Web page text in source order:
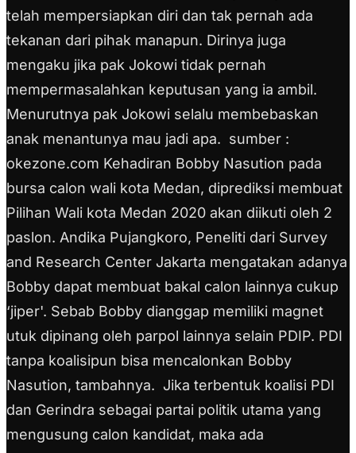
telah mempersiapkan diri dan tak pernah ada
tekanan dari pihak manapun. Dirinya juga
mengaku jika pak Jokowi tidak pernah
mempermasalahkan keputusan yang ia ambil.
Menurutnya pak Jokowi selalu membebaskan
anak menantunya mau jadi apa. sumber :
okezone.com Kehadiran Bobby Nasution pada
bursa calon wali kota Medan, diprediksi membuat
Pilihan Wali kota Medan 2020 akan diikuti oleh 2
paslon. Andika Pujangkoro, Peneliti dari Survey
and Research Center Jakarta mengatakan adanya
Bobby dapat membuat bakal calon lainnya cukup
‘jiper'. Sebab Bobby dianggap memiliki magnet
utuk dipinang oleh parpol lainnya selain PDIP. PDI
tanpa koalisipun bisa mencalonkan Bobby
Nasution, tambahnya. Jika terbentuk koalisi PDI
dan Gerindra sebagai partai politik utama yang
mengusung calon kandidat, maka ada